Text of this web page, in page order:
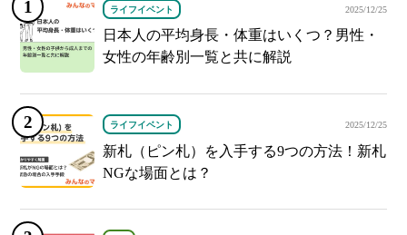
ライフイベント 2025/12/25
日本人の平均身長・体重はいくつ？男性・
女性の年齢別一覧と共に解説
ライフイベント 2025/12/25
新札（ピン札）を入手する9つの方法！新札
NGな場面とは？